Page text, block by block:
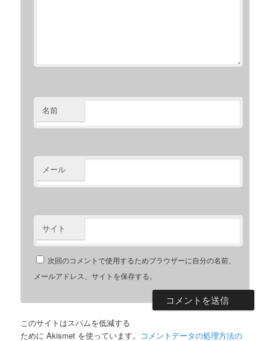
名前
メール
サイト
次回のコメントで使用するためブラウザーに自分の名前、
メールアドレス、サイトを保存する。
このサイトはスパムを低減する
ために Akismet を使っています。 コメントデータの処理方法の